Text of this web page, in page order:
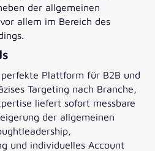
der allgemeinen
allem im Bereich des
Plattform für B2B und
Targeting nach Branche,
liefert sofort messbare
der allgemeinen
und individuelles Account